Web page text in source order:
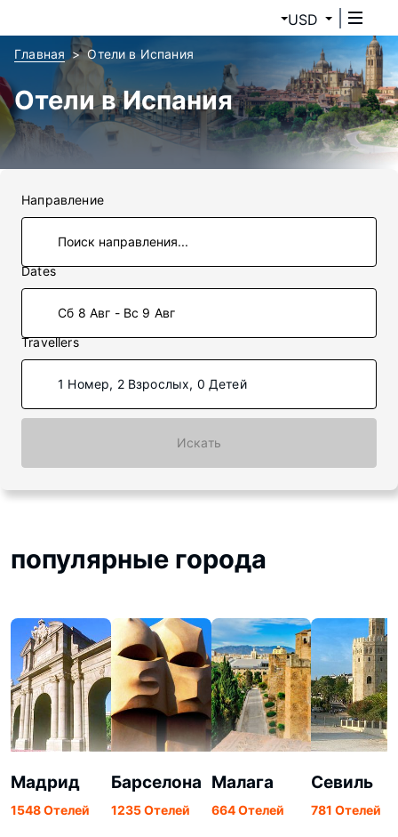
USD
Главная Отели в Испания
Отели в Испания
Направление
Dates
Сб 8 Авг - Вс 9 Авг
Travellers
1 Номер, 2 Взрослых, 0 Детей
Искать
популярные города
Мадрид
1548 Отелей
Барселона
1235 Отелей
Малага
664 Отелей
Севиль
781 Отелей